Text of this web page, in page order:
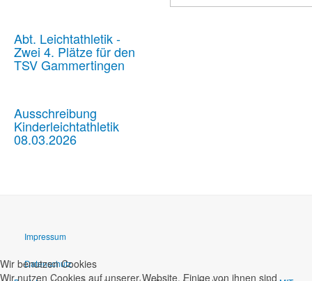
Abt. Leichtathletik -
Zwei 4. Plätze für den
TSV Gammertingen
Ausschreibung
Kinderleichtathletik
08.03.2026
Impressum
Datenschutz
Wir benutzen Cookies
Wir nutzen Cookies auf unserer Website. Einige von ihnen sind